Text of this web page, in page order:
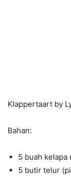
Klappertaart by
Bahan:
5 buah kelapa
5 butir telur